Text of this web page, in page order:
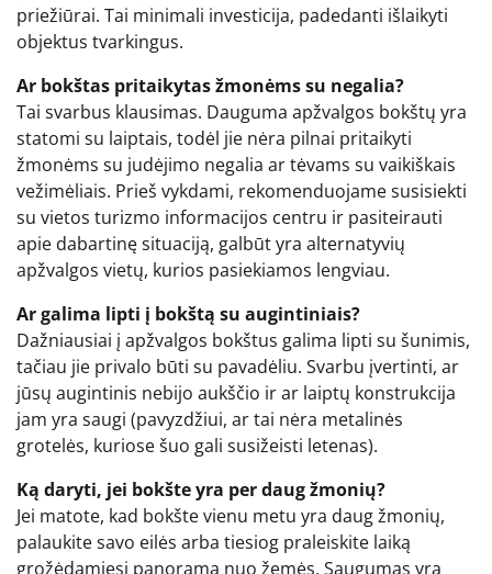
priežiūrai. Tai minimali investicija, padedanti išlaikyti
objektus tvarkingus.
Ar bokštas pritaikytas žmonėms su negalia?
Tai svarbus klausimas. Dauguma apžvalgos bokštų yra
statomi su laiptais, todėl jie nėra pilnai pritaikyti
žmonėms su judėjimo negalia ar tėvams su vaikiškais
vežimėliais. Prieš vykdami, rekomenduojame susisiekti
su vietos turizmo informacijos centru ir pasiteirauti
apie dabartinę situaciją, galbūt yra alternatyvių
apžvalgos vietų, kurios pasiekiamos lengviau.
Ar galima lipti į bokštą su augintiniais?
Dažniausiai į apžvalgos bokštus galima lipti su šunimis,
tačiau jie privalo būti su pavadėliu. Svarbu įvertinti, ar
jūsų augintinis nebijo aukščio ir ar laiptų konstrukcija
jam yra saugi (pavyzdžiui, ar tai nėra metalinės
grotelės, kuriose šuo gali susižeisti letenas).
Ką daryti, jei bokšte yra per daug žmonių?
Jei matote, kad bokšte vienu metu yra daug žmonių,
palaukite savo eilės arba tiesiog praleiskite laiką
grožėdamiesi panorama nuo žemės. Saugumas yra